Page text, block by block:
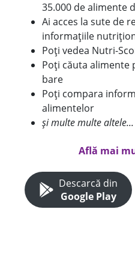
35.000 de alimente
Ai acces la sute de
informațiile
Poți vedea Nutri-
Poți căuta alimente
bare
Poți compara
alimentelor
și multe multe altele...
Află mai
Descarcă din
Google Play